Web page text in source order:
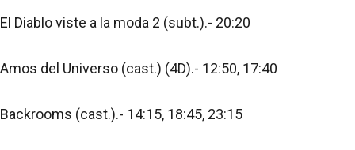
El Diablo viste a la moda 2 (subt.).- 20:20
Amos del Universo (cast.) (4D).- 12:50, 17:40
Backrooms (cast.).- 14:15, 18:45, 23:15